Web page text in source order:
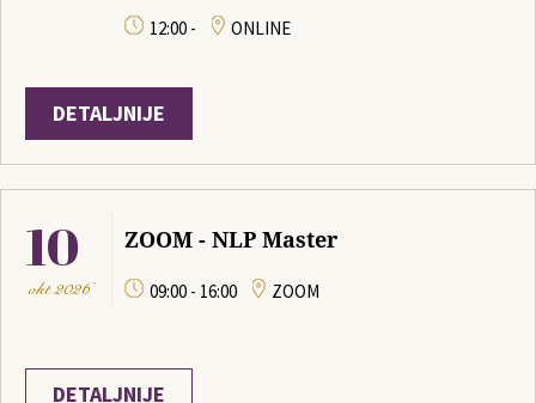
12:00 - ONLINE
DETALJNIJE
10
okt2026
ZOOM - NLP Master
09:00 - 16:00 ZOOM
DETALJNIJE